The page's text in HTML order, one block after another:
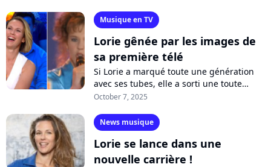
Musique en TV
Lorie gênée par les images de
sa première télé
Si Lorie a marqué toute une génération
avec ses tubes, elle a sorti une toute
première chanson passée inaperçue
images...
October 7, 2025
News musique
Lorie se lance dans une
nouvelle carrière !